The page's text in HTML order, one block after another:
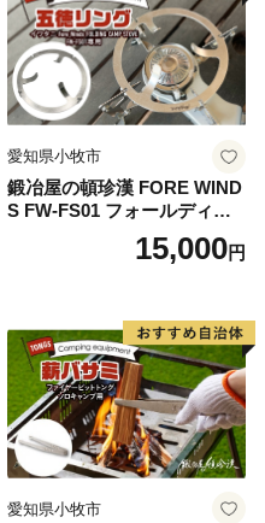
愛知県小牧市
鍛冶屋の頓珍漢 FORE WIND
S FW-FS01 フォールディン
グ キャンプストーブ専用 五
15,000円
愛知県小牧市